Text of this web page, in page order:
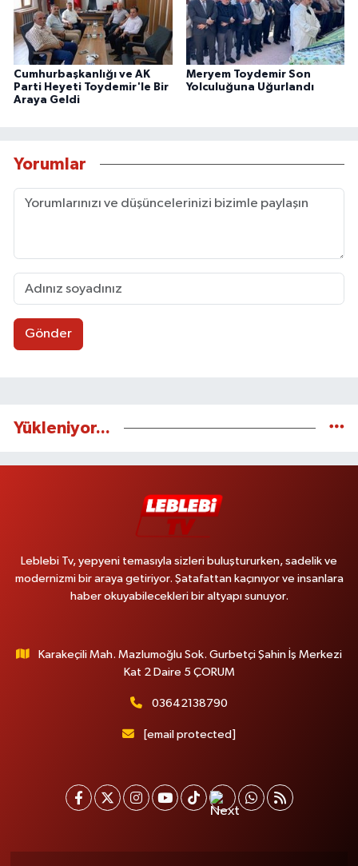
Cumhurbaşkanlığı ve AK
Parti Heyeti Toydemir'le Bir
Araya Geldi
Meryem Toydemir Son
Yolculuğuna Uğurlandı
Yorumlar
Gönder
Yükleniyor...
Leblebi Tv, yepyeni temasıyla sizleri buluştururken, sadelik ve
modernizmi bir araya getiriyor. Şatafattan kaçınıyor ve insanlara
haber okuyabilecekleri bir altyapı sunuyor.
Karakeçili Mah. Mazlumoğlu Sok. Gurbetçi Şahin İş Merkezi
Kat 2 Daire 5 ÇORUM
03642138790
[email protected]